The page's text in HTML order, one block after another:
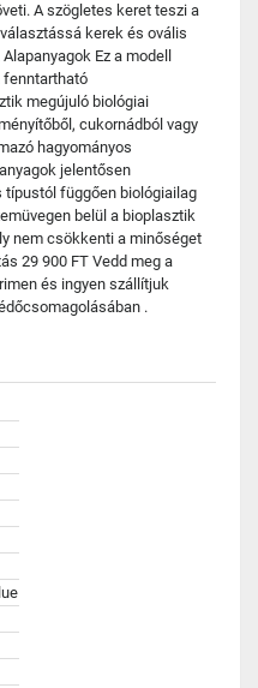
A szögletes keret teszi a
kerek és ovális
Ez a modell
fenntartható
megújuló biológiai
cukornádból vagy
hagyományos
jelentősen
függően biológiailag
belül a bioplasztik
nem csökkenti a minőséget
29 900 FT Vedd meg a
és ingyen szállítjuk
.